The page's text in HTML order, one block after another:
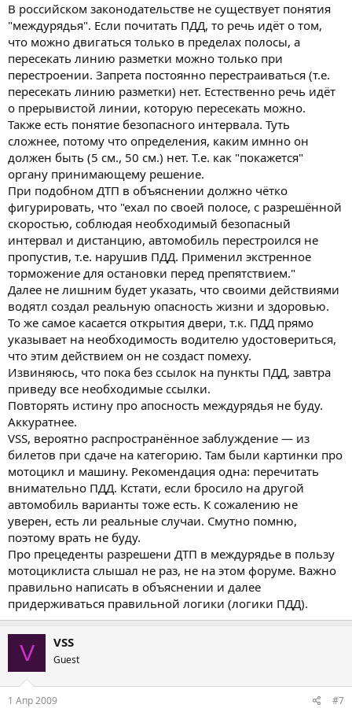
В российском законодательстве не существует понятия
"междурядья". Если почитать ПДД, то речь идёт о том,
что можно двигаться только в пределах полосы, а
пересекать линию разметки можно только при
перестроении. Запрета постоянно перестраиваться (т.е.
пересекать линию разметки) нет. Естественно речь идёт
о прерывистой линии, которую пересекать можно.
Также есть понятие безопасного интервала. Туть
сложнее, потому что определения, каким имнно он
должен быть (5 см., 50 см.) нет. Т.е. как "покажется"
органу принимающему решение.
При подобном ДТП в объяснении должно чётко
фигурировать, что "ехал по своей полосе, с разрешённой
скоростью, соблюдая необходимый безопасный
интервал и дистанцию, автомобиль перестроился не
пропустив, т.е. нарушив ПДД. Применил экстренное
торможение для остановки перед препятствием."
Далее не лишним будет указать, что своими действиями
водятл создал реальную опасность жизни и здоровью.
То же самое касается открытия двери, т.к. ПДД прямо
указывает на необходимость водителю удостовериться,
что этим действием он не создаст помеху.
Извиняюсь, что пока без ссылок на пункты ПДД, завтра
приведу все необходимые ссылки.
Повторять истину про апосность междурядья не буду.
Аккуратнее.
VSS, вероятно распространённое заблуждение — из
билетов при сдаче на категорию. Там были картинки про
мотоцикл и машину. Рекомендация одна: перечитать
внимательно ПДД. Кстати, если бросило на другой
автомобиль варианты тоже есть. К сожалению не
уверен, есть ли реальные случаи. Смутно помню,
поэтому врать не буду.
Про прецеденты разрешени ДТП в междурядье в пользу
мотоциклиста слышал не раз, не на этом форуме. Важно
правильно написать в объяснении и далее
придерживаться правильной логики (логики ПДД).
V VSS
Guest
1 Апр 2009 #7